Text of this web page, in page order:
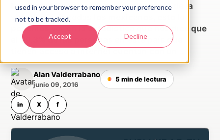
used in your browser to remember your preference
not to be tracked.
Accept Decline
Industrias
Las Redes Sociales se han vuelto parte de la
vida diaria de todos los mexicanos, esto lo
podemos ver en la estadística que nos dice que
el 99.3% de las personas en este país que
Alan Valderrabano
junio 09, 2016
5 min de lectura
in X f